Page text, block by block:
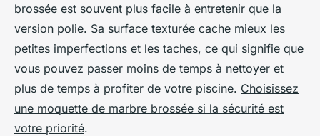
brossée est souvent plus facile à entretenir que la
version polie. Sa surface texturée cache mieux les
petites imperfections et les taches, ce qui signifie que
vous pouvez passer moins de temps à nettoyer et
plus de temps à profiter de votre piscine. Choisissez
une moquette de marbre brossée si la sécurité est
votre priorité.